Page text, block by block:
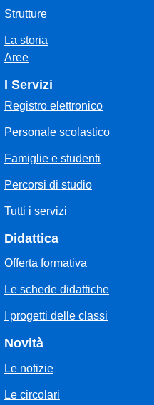
Strutture
La storia
Aree
I Servizi
Registro elettronico
Personale scolastico
Famiglie e studenti
Percorsi di studio
Tutti i servizi
Didattica
Offerta formativa
Le schede didattiche
I progetti delle classi
Novità
Le notizie
Le circolari